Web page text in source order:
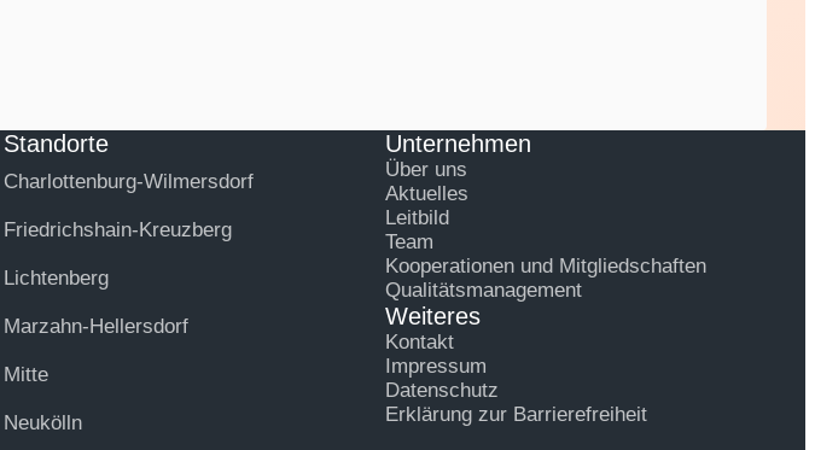
Standorte
Charlottenburg-Wilmersdorf
Friedrichshain-Kreuzberg
Lichtenberg
Marzahn-Hellersdorf
Mitte
Neukölln
Unternehmen
Über uns
Aktuelles
Leitbild
Team
Kooperationen und Mitgliedschaften
Qualitätsmanagement
Weiteres
Kontakt
Impressum
Datenschutz
Erklärung zur Barrierefreiheit